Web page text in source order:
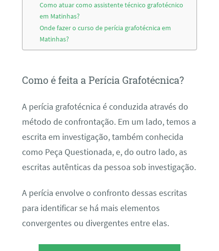
Como atuar como assistente técnico grafotécnico
em Matinhas?
Onde fazer o curso de perícia grafotécnica em
Matinhas?
Como é feita a Perícia Grafotécnica?
A perícia grafotécnica é conduzida através do
método de confrontação. Em um lado, temos a
escrita em investigação, também conhecida
como Peça Questionada, e, do outro lado, as
escritas autênticas da pessoa sob investigação.
A perícia envolve o confronto dessas escritas
para identificar se há mais elementos
convergentes ou divergentes entre elas.